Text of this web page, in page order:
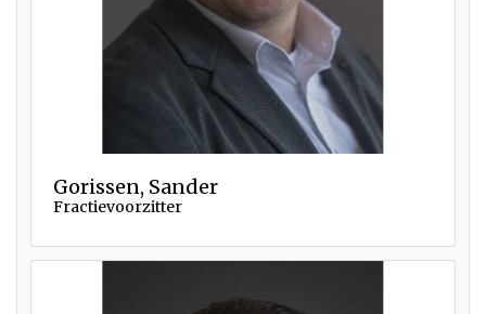
Gorissen, Sander
Fractievoorzitter